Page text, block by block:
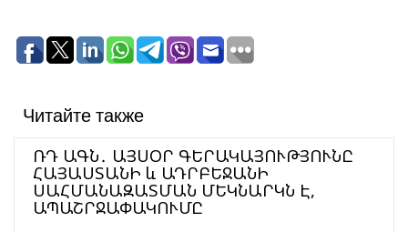
Читайте также
ՌԴ ԱԳՆ․ ԱՅՍՕՐ ԳԵՐԱԿԱՅՈՒԹՅՈՒՆԸ
ՀԱՅԱՍՏԱՆԻ և ԱԴՐԲԵՋԱՆԻ
ՍԱՀՄԱՆԱԶԱՏՄԱՆ ՄԵԿՆԱՐԿՆ Է,
ԱՊԱՇՐՋԱՓԱԿՈՒՄԸ